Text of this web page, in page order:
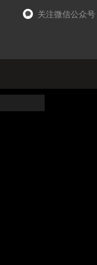
关注微信公众号